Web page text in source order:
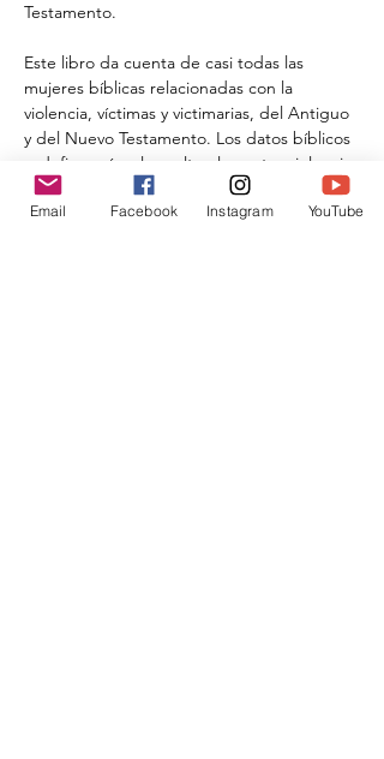
Testamento.
Este libro da cuenta de casi todas las
mujeres bíblicas relacionadas con la
violencia, víctimas y victimarias, del Antiguo
y del Nuevo Testamento. Los datos bíblicos
redefinen vínculos culturales entre violencia
y género, ponen de relieve la estrecha
relación entre violencia y poder y ofrecen
Email Facebook Instagram YouTube